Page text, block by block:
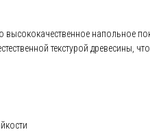
высококачественное напольное
текстурой древесины,